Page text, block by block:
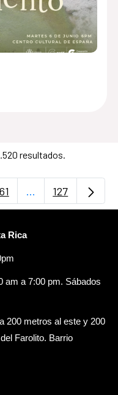
resultados.
Use TAB para
Página
61 ...PáginasPágina
127
Rica
am a 7:00 pm. Sábados
200 metros al este y 200
Farolito. Barrio